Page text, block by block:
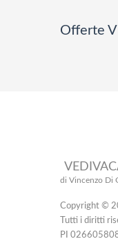
Offerte
di Vincenzo Di
Copyright ©
Tutti i diritti
PI